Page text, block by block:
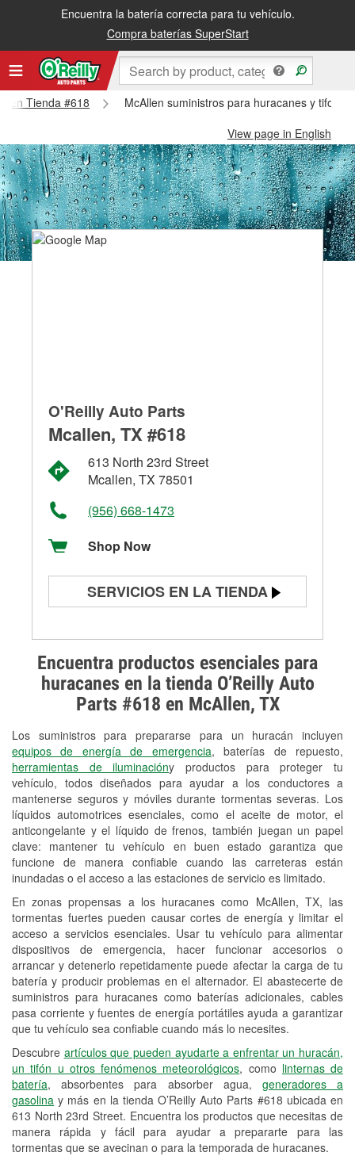
Encuentra la batería correcta para tu vehículo.
Compra baterías SuperStart
Tienda #618
McAllen suministros para huracanes y
View page in English
Encuentra productos esenciales para
huracanes en la tienda O’Reilly Auto
Parts #618 en McAllen, TX
Los suministros para prepararse para un huracán incluyen
equipos de energía de emergencia, baterías de repuesto,
herramientas de iluminacióny productos para proteger tu
vehículo, todos diseñados para ayudar a los conductores a
mantenerse seguros y móviles durante tormentas severas. Los
líquidos automotrices esenciales, como el aceite de motor, el
anticongelante y el líquido de frenos, también juegan un papel
clave: mantener tu vehículo en buen estado garantiza que
funcione de manera confiable cuando las carreteras están
inundadas o el acceso a las estaciones de servicio es limitado.
En zonas propensas a los huracanes como McAllen, TX, las
tormentas fuertes pueden causar cortes de energía y limitar el
acceso a servicios esenciales. Usar tu vehículo para alimentar
dispositivos de emergencia, hacer funcionar accesorios o
arrancar y detenerlo repetidamente puede afectar la carga de tu
batería y producir problemas en el alternador. El abastecerte de
suministros para huracanes como baterías adicionales, cables
pasa corriente y fuentes de energía portátiles ayuda a garantizar
que tu vehículo sea confiable cuando más lo necesites.
Descubre artículos que pueden ayudarte a enfrentar un huracán,
un tifón u otros fenómenos meteorológicos, como linternas de
batería, absorbentes para absorber agua, generadores a
gasolina y más en la tienda O’Reilly Auto Parts #618 ubicada en
613 North 23rd Street. Encuentra los productos que necesitas de
manera rápida y fácil para ayudar a prepararte para las
tormentas que se avecinan o para la temporada de huracanes.
O'Reilly Auto Parts
Mcallen, TX #618
613 North 23rd Street
Mcallen, TX 78501
(956) 668-1473
Shop Now
SERVICIOS EN LA TIENDA
Prueba de alternadores y
arrancadores
Revisión de la luz "Check Engine"
Reciclaje de baterías y aceite
Instalación de bombillas de faros
Instalación de limpiaparabrisas
Programa de Préstamo de
Herramientas
Rectificación de tambores y discos de
freno
Hurricane Supplies
Tornado Supplies
Conoce más
Idiomas adicionales
Español